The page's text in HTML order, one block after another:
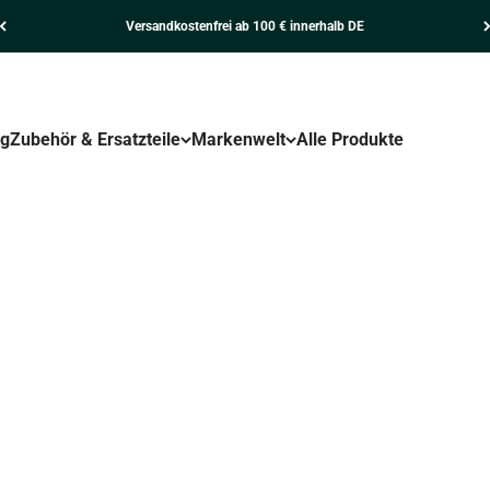
Versandkostenfrei ab 100 € innerhalb DE
Zubehör & Ersatzteile Markenwelt Alle Produkte